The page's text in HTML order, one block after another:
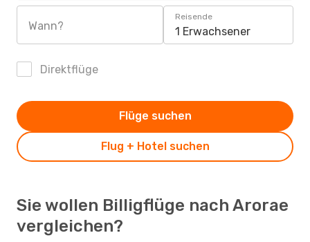
Wann?
Reisende
1 Erwachsener
Direktflüge
Flug + Hotel suchen
Flüge suchen
Sie wollen Billigflüge nach Arorae
vergleichen?